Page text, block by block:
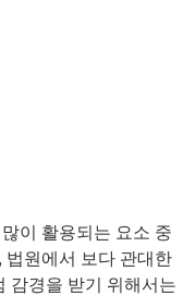
이 활용되는 요소 중
법원에서 보다 관대한
감경을 받기 위해서는